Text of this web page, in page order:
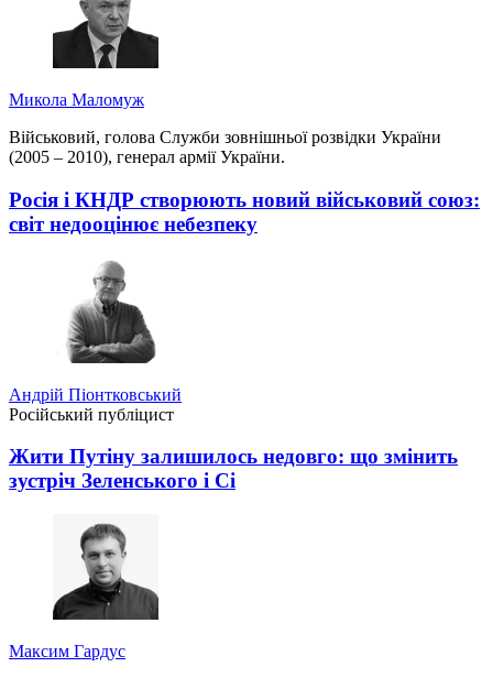
Микола Маломуж
Військовий, голова Служби зовнішньої розвідки України
(2005 – 2010), генерал армії України.
Росія і КНДР створюють новий військовий союз:
світ недооцінює небезпеку
Андрій Піонтковський
Російський публіцист
Жити Путіну залишилось недовго: що змінить
зустріч Зеленського і Сі
Максим Гардус